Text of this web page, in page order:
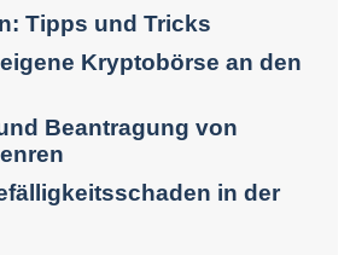
Tipps und Tricks
Kryptobörse an den
Beantragung von
in der